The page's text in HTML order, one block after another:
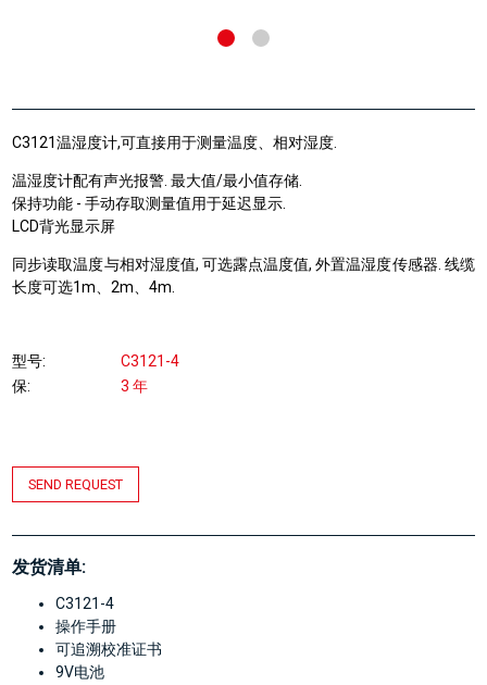
C3121温湿度计,可直接用于测量温度、相对湿度.
温湿度计配有声光报警. 最大值/最小值存储.
保持功能 - 手动存取测量值用于延迟显示.
LCD背光显示屏
同步读取温度与相对湿度值, 可选露点温度值, 外置温湿度传感器. 线缆
长度可选1m、2m、4m.
型号
C3121-4
保
3 年
SEND REQUEST
发货清单:
C3121-4
操作手册
可追溯校准证书
9V电池